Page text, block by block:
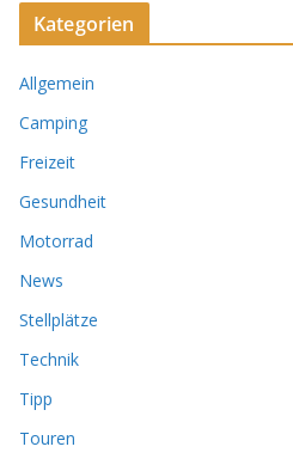
Kategorien
Allgemein
Camping
Freizeit
Gesundheit
Motorrad
News
Stellplätze
Technik
Tipp
Touren